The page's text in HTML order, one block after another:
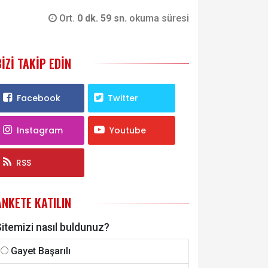
Ort. 0 dk. 59 sn. okuma süresi
TAKIP EDIN
Facebook Twitter
Instagram Youtube
RSS
KATILIN
nasıl buldunuz?
Gayet Başarılı